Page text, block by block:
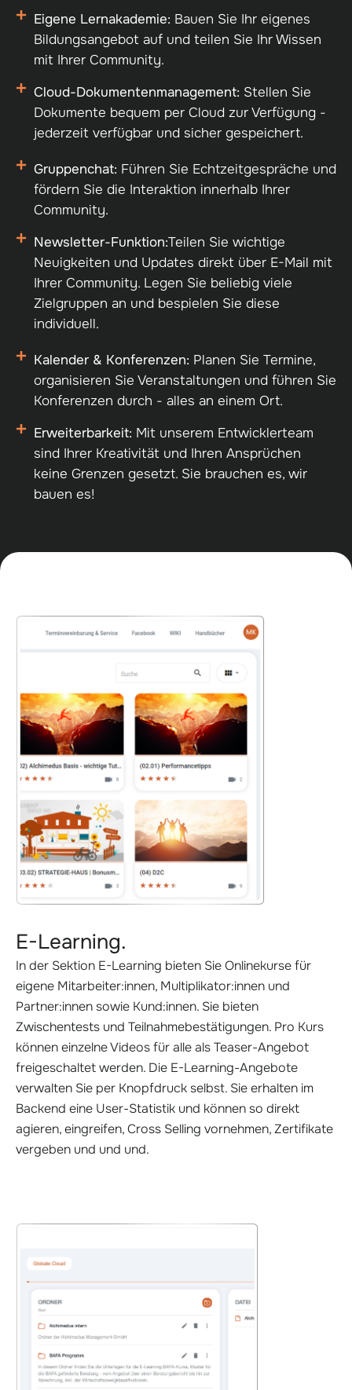
Eigene Lernakademie: Bauen Sie Ihr eigenes
Bildungsangebot auf und teilen Sie Ihr Wissen
mit Ihrer Community.
Cloud-Dokumentenmanagement: Stellen Sie
Dokumente bequem per Cloud zur Verfügung -
jederzeit verfügbar und sicher gespeichert.
Gruppenchat: Führen Sie Echtzeitgespräche und
fördern Sie die Interaktion innerhalb Ihrer
Community.
Newsletter-Funktion:Teilen Sie wichtige
Neuigkeiten und Updates direkt über E-Mail mit
Ihrer Community. Legen Sie beliebig viele
Zielgruppen an und bespielen Sie diese
individuell.
Kalender & Konferenzen: Planen Sie Termine,
organisieren Sie Veranstaltungen und führen Sie
Konferenzen durch - alles an einem Ort.
Erweiterbarkeit: Mit unserem Entwicklerteam
sind Ihrer Kreativität und Ihren Ansprüchen
keine Grenzen gesetzt. Sie brauchen es, wir
bauen es!
E-Learning.
In der Sektion E-Learning bieten Sie Onlinekurse für
eigene Mitarbeiter:innen, Multiplikator:innen und
Partner:innen sowie Kund:innen. Sie bieten
Zwischentests und Teilnahmebestätigungen. Pro Kurs
können einzelne Videos für alle als Teaser-Angebot
freigeschaltet werden. Die E-Learning-Angebote
verwalten Sie per Knopfdruck selbst. Sie erhalten im
Backend eine User-Statistik und können so direkt
agieren, eingreifen, Cross Selling vornehmen, Zertifikate
vergeben und und und.